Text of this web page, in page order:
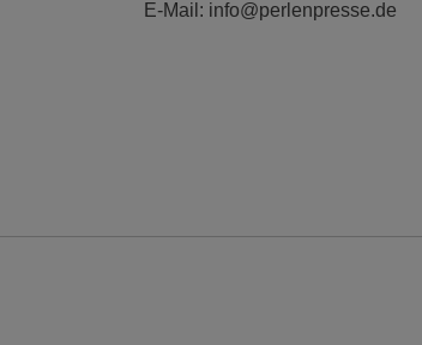
E-Mail: info@perlenpresse.de